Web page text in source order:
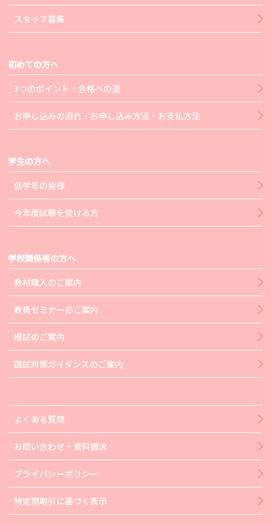
スタッフ募集
初めての方へ
3つのポイント・合格への道
お申し込みの流れ・お申し込み方法・お支払方法
学生の方へ
低学年の皆様
今年度試験を受ける方
学校関係者の方へ
教材購入のご案内
教員セミナーのご案内
模試のご案内
国試対策ガイダンスのご案内
よくある質問
お問い合わせ・資料請求
プライバシーポリシー
特定商取引に基づく表示